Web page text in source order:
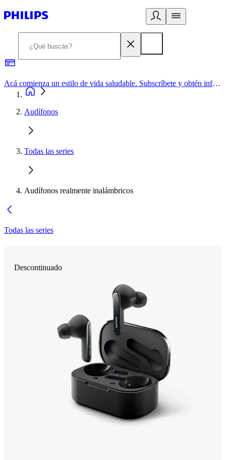
Acá comienza un estilo de vida saludable. Subscríbete y obtén información de primera mano
Audífonos
Todas las series
Audífonos realmente inalámbricos
Todas las series
Descontinuado